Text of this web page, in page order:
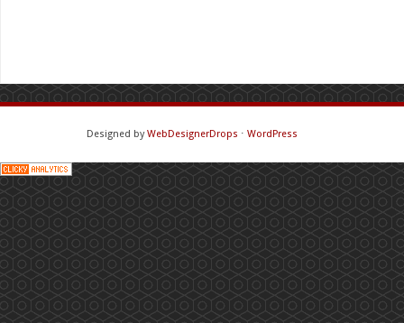
Designed byWebDesignerDrops ⋅ WordPress